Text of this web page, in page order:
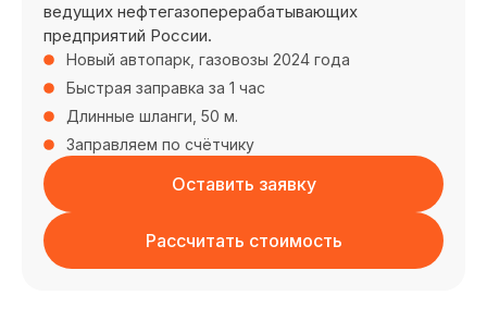
ведущих нефтегазоперерабатывающих
предприятий России.
Новый автопарк, газовозы 2024 года
Быстрая заправка за 1 час
Длинные шланги, 50 м.
Заправляем по счётчику
Оставить заявку
Рассчитать стоимость